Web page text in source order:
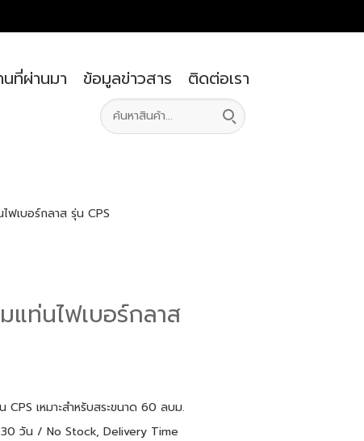
ที่ผ่านมา ข้อมูลข่าวสาร ติดต่อเรา
ฟเบอร์กลาส รุ่น CPS
แท่นไฟเบอร์กลาส
เหมาะสำหรับสระขนาด 60 ลบม.
วัน / No Stock, Delivery Time